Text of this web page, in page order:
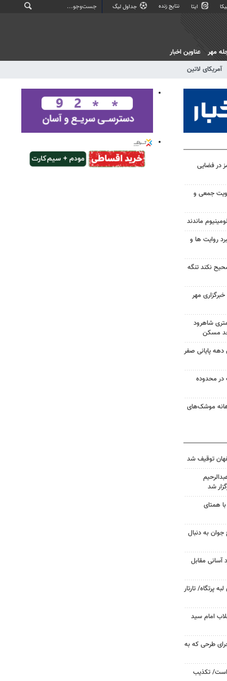
ایتا نتایج زنده جداول لیگ
آمریکای لاتین
مهر عناوین اخبار
در فضایی
جمعی و
ماندند
روایت ها و
نکند تنگه
مهر
در ۱۵کیلومتری شاهرود
دهه پایانی صفر
محدوده
موشک‌های
شد
همتای
به دنبال
آسانی مقابل
پرتگاه/ تارتار
امام سید
طرحی که به
است/ تکذیب